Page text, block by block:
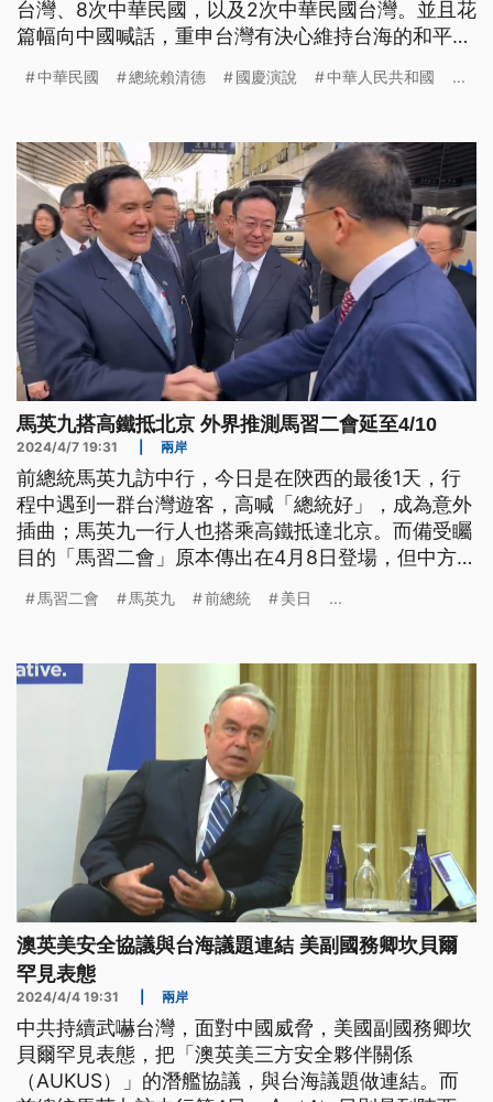
台灣、8次中華民國，以及2次中華民國台灣。並且花
篇幅向中國喊話，重申台灣有決心維持台海的和平穩
分黨派能共同合作，對內促進團結、對外壯大國家。
中華民國 總統賴清德 國慶演說 中華人民共和國 ...
馬英九搭高鐵抵北京 外界推測馬習二會延至4/10
2024/4/7 19:31 兩岸
前總統馬英九訪中行，今日是在陝西的最後1天，行
程中遇到一群台灣遊客，高喊「總統好」，成為意外
插曲；馬英九一行人也搭乘高鐵抵達北京。而備受矚
目的「馬習二會」原本傳出在4月8日登場，但中方公
延到10日舉行。
馬習二會 馬英九 前總統 美日 ...
澳英美安全協議與台海議題連結 美副國務卿坎貝爾
罕見表態
2024/4/4 19:31 兩岸
中共持續武嚇台灣，面對中國威脅，美國副國務卿坎
貝爾罕見表態，把「澳英美三方安全夥伴關係
（AUKUS）」的潛艦協議，與台海議題做連結。而